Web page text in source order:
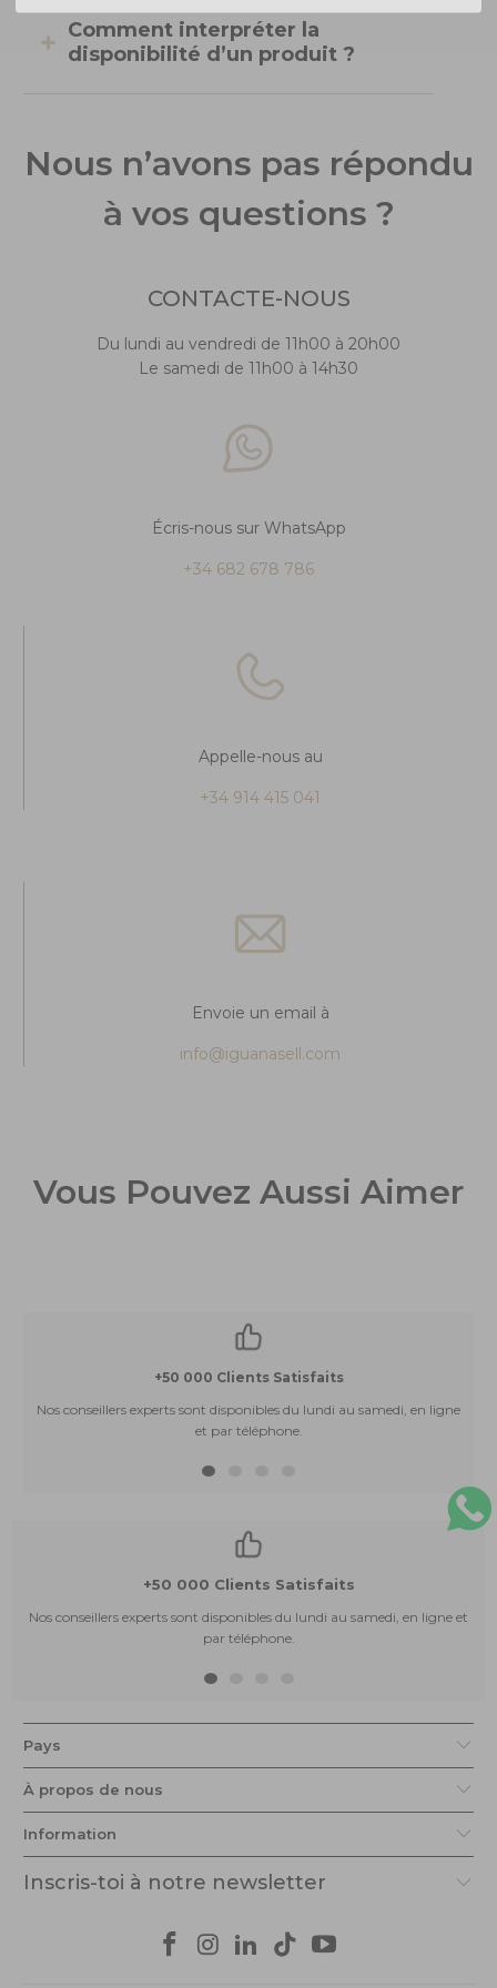
Comment interpréter la
disponibilité d’un produit ?
Nous n’avons pas répondu
à vos questions ?
CONTACTE-NOUS
Du lundi au vendredi de 11h00 à 20h00
Le samedi de 11h00 à 14h30
Écris-nous sur WhatsApp
+34 682 678 786
Appelle-nous au
+34 914 415 041
Envoie un email à
info@iguanasell.com
Vous Pouvez Aussi Aimer
+50 000 Clients Satisfaits
Nos conseillers experts sont disponibles du lundi au samedi, en ligne
et par téléphone.
+50 000 Clients Satisfaits
Nos conseillers experts sont disponibles du lundi au samedi, en ligne et
par téléphone.
Pays
À propos de nous
Information
Inscris-toi à notre newsletter